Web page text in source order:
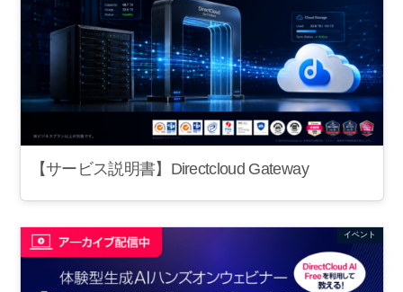
【サービス説明書】Directcloud Gateway
イベント